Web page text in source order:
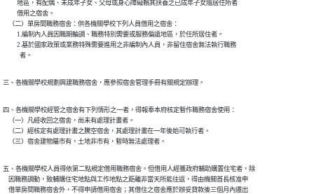
          地區，有配偶、未成年子女、父母或身心障礙賴其扶養之已成年子女隨居任所者
          借用之宿舍。
    （二）單房間職務宿舍：供各機關學校下列人員借用之宿舍：
          1.編制內人員因職期輪調、職務特別需要或服務偏遠地區，於任所居住者。
          2.基於國家政策或業務特殊需要進用之非編制內人員，非留住宿舍無法執行職務
            者。
三、各機關學校規劃興建職務宿舍，應參照宿舍管理手冊有關規定辦理。
四、各機關學校經管之宿舍有下列情形之一者，得報奉本府核定暫作職務宿舍使用：
    （一）凡經收回之宿舍，尚未有處理計畫者。
    （二）經核定有處理計畫之騰空宿舍，其處理計畫在一年後始可執行者。
    （三）宿舍建物屬市有，土地非市有，暫時無法處理者。
五、各機關學校人員得依第二點規定借用職務宿舍。但借用人經獲政府輔助購置住宅者，除
    因職務調動，致輔購住宅地點與工作地點之距離非當天所能往返，得由機關首長核准申
    借單房間職務宿舍外，不得申請借用宿舍；其借住之宿舍應於辦妥貸款後三個月內遷出